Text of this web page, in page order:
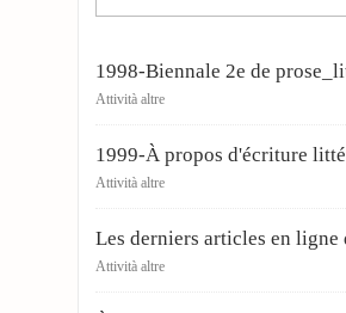
1998-Biennale 2e de
Attività altre
1999-À propos d'écriture
Attività altre
Les derniers articles en ligne
Attività altre